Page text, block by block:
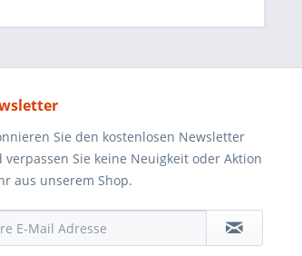
Sie den kostenlosen Newsletter
verpassen Sie keine Neuigkeit oder Aktion
aus unserem Shop.